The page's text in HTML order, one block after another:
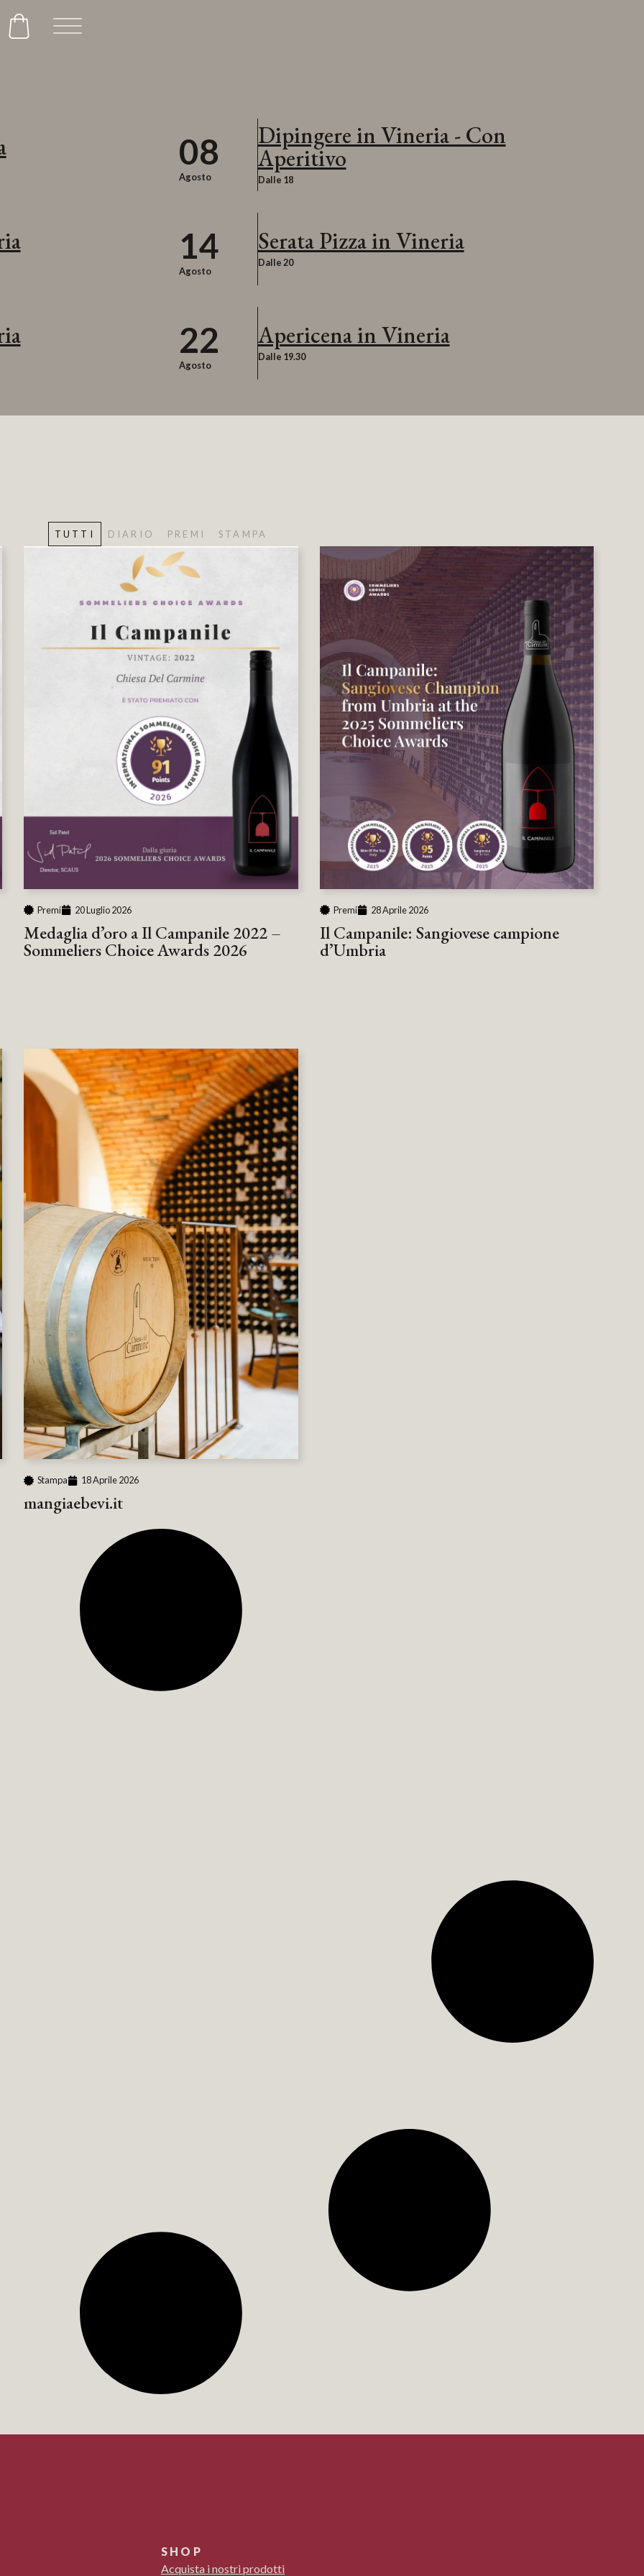
08
Agosto
Dipingere in Vineria - Con
Aperitivo
Dalle 18
14
Agosto
Serata Pizza in Vineria
Dalle 20
22
Agosto
Apericena in Vineria
Dalle 19.30
DIARIO PREMI STAMPA
TUTTI
Premi 20 Luglio 2026
Medaglia d’oro a Il Campanile 2022 –
Sommeliers Choice Awards 2026
Premi 28 Aprile 2026
Il Campanile: Sangiovese campione
d’Umbria
Stampa 18 Aprile 2026
mangiaebevi.it
SHOP
Acquista i nostri prodotti